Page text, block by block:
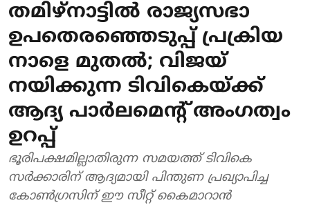
തമിഴ്‌നാട്ടിൽ രാജ്യസഭാ
ഉപതെരഞ്ഞെടുപ്പ് പ്രക്രിയ
നാളെ മുതൽ; വിജയ്
നയിക്കുന്ന ടിവികെയ്ക്ക്
ആദ്യ പാർലമെന്റ് അംഗത്വം
ഉറപ്പ്
ഭൂരിപക്ഷമില്ലാതിരുന്ന സമയത്ത് ടിവികെ
സർക്കാരിന് ആദ്യമായി പിന്തുണ പ്രഖ്യാപിച്ച
കോൺഗ്രസിന് ഈ സീറ്റ് കൈമാറാൻ